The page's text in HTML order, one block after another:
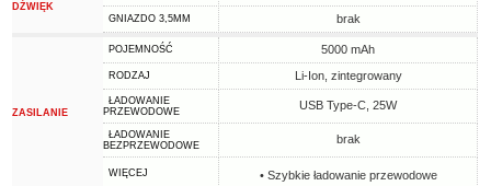
DŹWIĘK
GNIAZDO 3,5MM brak
ZASILANIE
POJEMNOŚĆ 5000 mAh
RODZAJ Li-Ion, zintegrowany
ŁADOWANIE
PRZEWODOWE
USB Type-C, 25W
ŁADOWANIE
BEZPRZEWODOWE
brak
WIĘCEJ • Szybkie ładowanie przewodowe